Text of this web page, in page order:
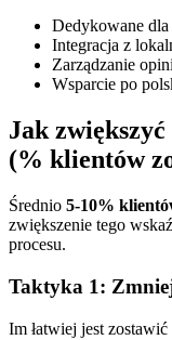
Dedykowane
Integracja z
Zarządzanie
Wsparcie po
Jak
(% klientów
Średnio 5-10%
zwiększenie tego
procesu.
Taktyka 1:
Im łatwiej jest